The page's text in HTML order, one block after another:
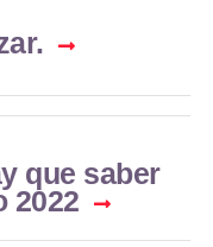
que saber
2022